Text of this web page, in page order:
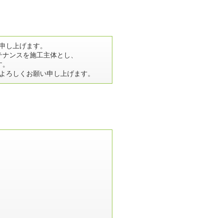
し上げます。
ンスを施工主体とし、
しくお願い申し上げます。